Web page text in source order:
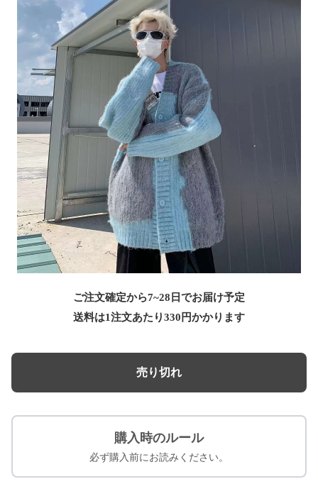
ご注文確定から7~28日でお届け予定
送料は1注文あたり330 円かかります
売り切れ
購入時のルール
必ず購入前にお読みください。